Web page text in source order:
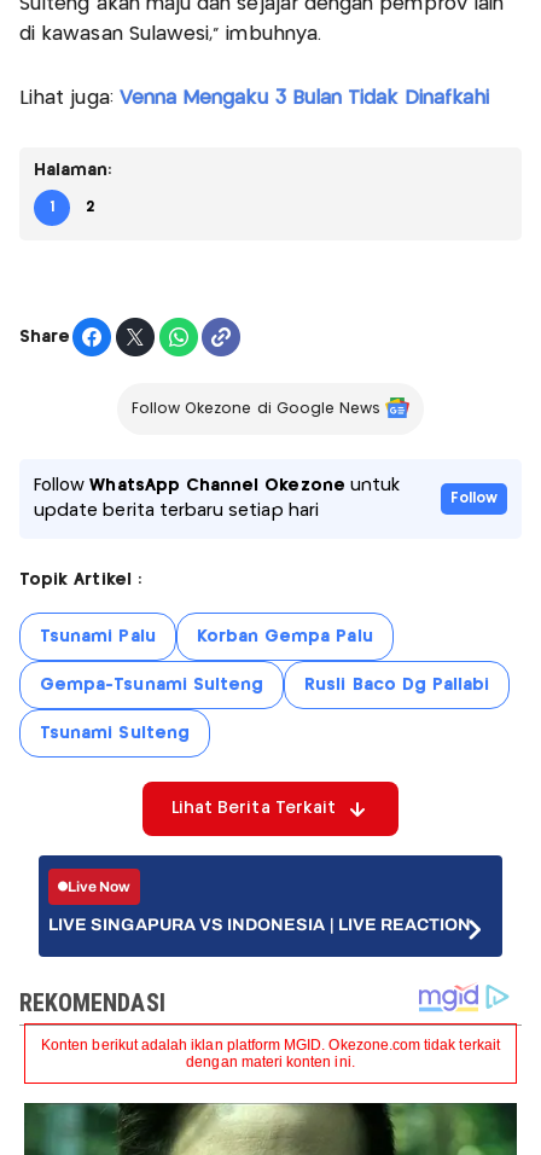
Sulteng akan maju dan sejajar dengan pemprov lain
di kawasan Sulawesi," imbuhnya.
Lihat juga: Venna Mengaku 3 Bulan Tidak Dinafkahi
Halaman:
1 2
Share
Follow Okezone di Google News
FollowWhatsApp Channel Okezone untuk
update berita terbaru setiap hari
Follow
Topik Artikel :
Tsunami Palu Korban Gempa Palu
Gempa-Tsunami Sulteng Rusli Baco Dg Pallabi
Tsunami Sulteng
Lihat Berita Terkait
Live Now
LIVE SINGAPURA VS INDONESIA | LIVE REACTION